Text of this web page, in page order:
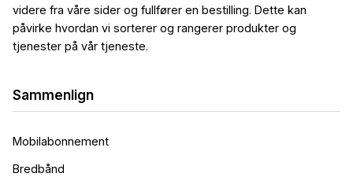
videre fra våre sider og fullfører en bestilling. Dette kan
påvirke hvordan vi sorterer og rangerer produkter og
tjenester på vår tjeneste.
Sammenlign
Mobilabonnement
Bredbånd